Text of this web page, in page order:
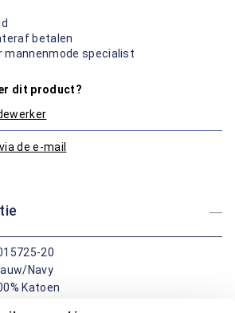
betalen
mannenmode specialist
dit product?
de e-mail
20
Navy
Katoen